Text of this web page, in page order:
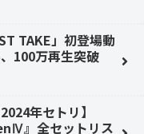
TAKE」初登場動
100万再生突破
年セトリ】
』全セットリス